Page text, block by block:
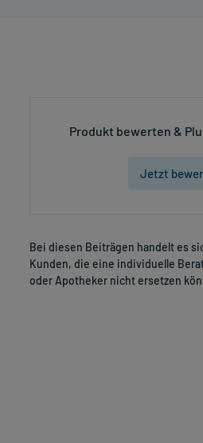
Produkt bewerten &
Jetzt
Bei diesen Beiträgen handelt es
Kunden, die eine individuelle
oder Apotheker nicht ersetzen